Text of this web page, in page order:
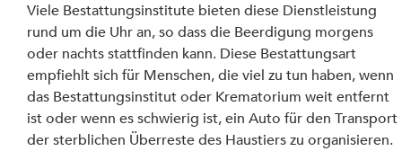
Viele Bestattungsinstitute bieten diese Dienstleistung
rund um die Uhr an, so dass die Beerdigung morgens
oder nachts stattfinden kann. Diese Bestattungsart
empfiehlt sich für Menschen, die viel zu tun haben, wenn
das Bestattungsinstitut oder Krematorium weit entfernt
ist oder wenn es schwierig ist, ein Auto für den Transport
der sterblichen Überreste des Haustiers zu organisieren.